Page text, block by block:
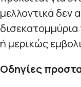
μελλοντικά δεν
ή μερικώς
Οδηγίες